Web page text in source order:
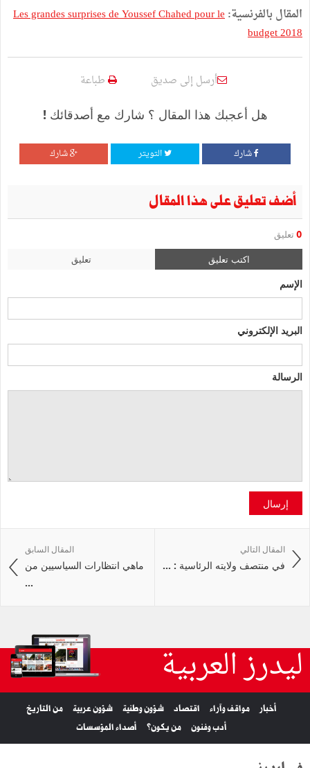
المقال بالفرنسية:Les grandes surprises de Youssef Chahed pour le
budget 2018
أرسل إلى صديق طباعة
هل أعجبك هذا المقال ؟ شارك مع أصدقائك !
شارك التويتر شارك
أضف تعليق على هذا المقال
0 تعليق
اكتب تعليق تعليق
الإسم
البريد الإلكتروني
الرسالة
إرسال
المقال السابق
ماهي انتظارات السياسيين من
...
المقال التالي
في منتصف ولايته الرئاسية : ...
ليدرز العربية
أخبار مواقف وآراء اقتصاد شؤون وطنية شؤون عربية
من التاريخ
أدب وفنون
من يكون؟ أصداء المؤسسات